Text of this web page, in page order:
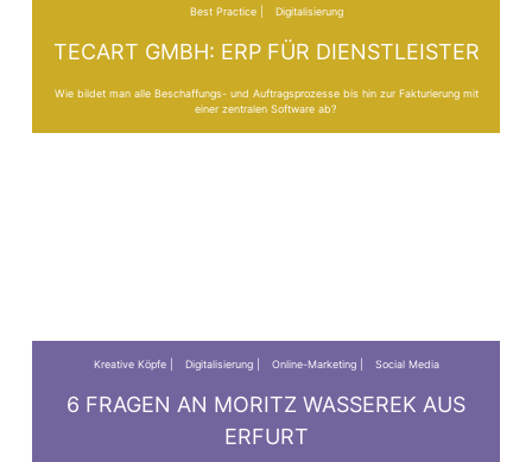
Best Practice Digitalisierung
TECART GMBH: ERP FÜR DIENSTLEISTER
Wie bildet man alle Beschaffungs- und Auftragsprozesse bis hin zur Fakturierung mit
einer zentralen Software ab?
Kreative Köpfe Digitalisierung Online-Marketing Social Media
6 FRAGEN AN MORITZ WASSEREK AUS
ERFURT